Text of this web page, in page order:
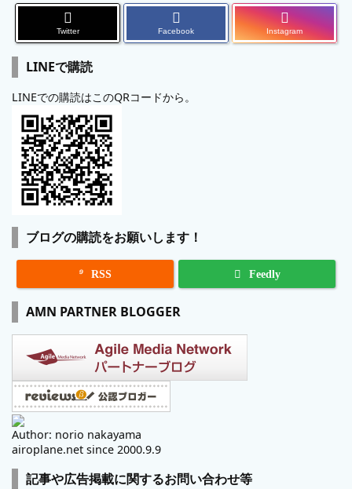
Twitter Facebook Instagram
LINEで購読
LINEでの購読はこのQRコードから。
ブログの購読をお願いします！
 RSS Feedly
AMN PARTNER BLOGGER
Author: norio nakayama
airoplane.net since 2000.9.9
記事や広告掲載に関するお問い合わせ等